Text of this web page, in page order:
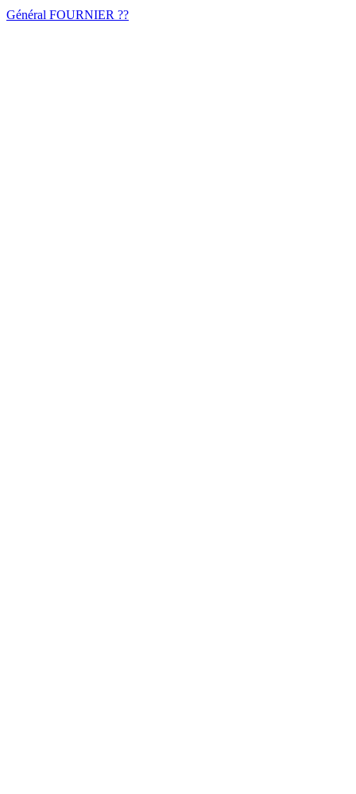
Général FOURNIER ??